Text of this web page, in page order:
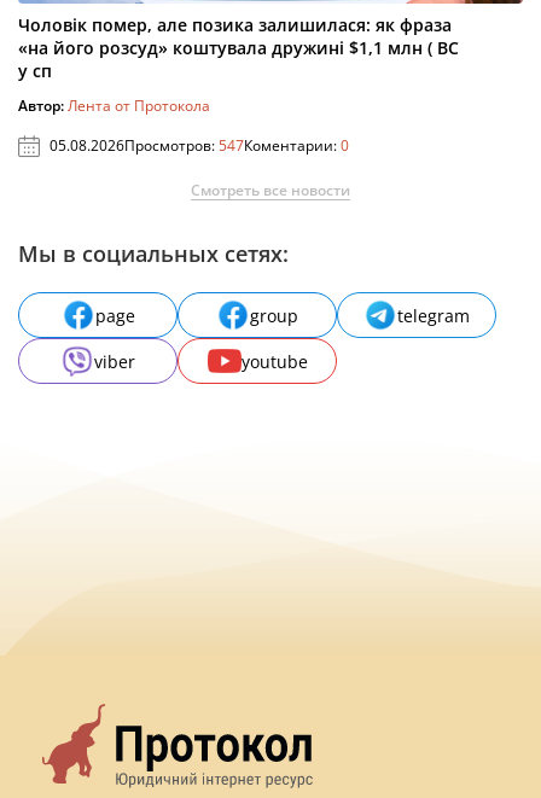
Чоловік помер, але позика залишилася: як фраза
«на його розсуд» коштувала дружині $1,1 млн ( ВС
у сп
Автор:Лента от Протокола
05.08.2026Просмотров:547Коментарии:0
Смотреть все новости
Мы в социальных сетях:
page group
telegram
viber
youtube